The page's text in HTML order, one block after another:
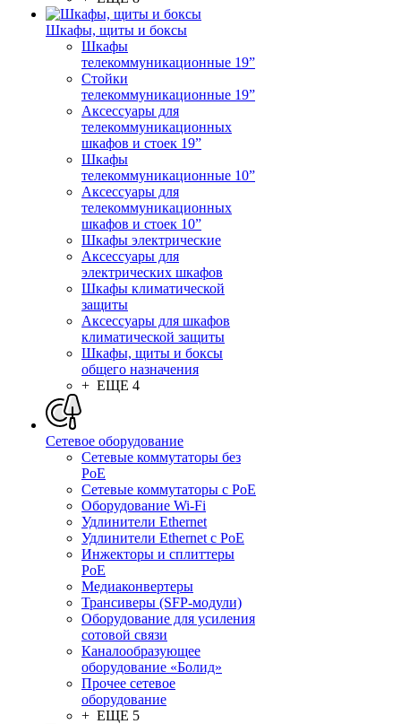
Шкафы, щиты и боксы
Шкафы
телекоммуникационные 19”
Стойки
телекоммуникационные 19”
Аксессуары для
телекоммуникационных
шкафов и стоек 19”
Шкафы
телекоммуникационные 10”
Аксессуары для
телекоммуникационных
шкафов и стоек 10”
Шкафы электрические
Аксессуары для
электрических шкафов
Шкафы климатической
защиты
Аксессуары для шкафов
климатической защиты
Шкафы, щиты и боксы
общего назначения
+ ЕЩЕ 4
Сетевое оборудование
Сетевые коммутаторы без
PoE
Сетевые коммутаторы с PoE
Оборудование Wi-Fi
Удлинители Ethernet
Удлинители Ethernet с PoE
Инжекторы и сплиттеры
PoE
Медиаконвертеры
Трансиверы (SFP-модули)
Оборудование для усиления
сотовой связи
Каналообразующее
оборудование «Болид»
Прочее сетевое
оборудование
+ ЕЩЕ 5